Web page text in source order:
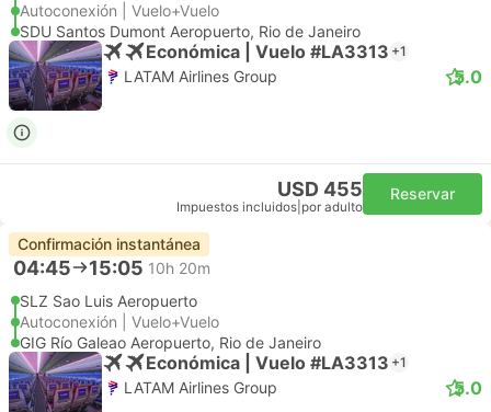
Autoconexión | Vuelo+Vuelo
SDU Santos Dumont Aeropuerto, Rio de Janeiro
Económica | Vuelo #LA3313 +1
LATAM Airlines Group 5.0
USD 455
Impuestos incluidos por adulto
Reservar
Confirmación instantánea
04:45 15:05 10h 20m
SLZ Sao Luis Aeropuerto
Autoconexión | Vuelo+Vuelo
GIG Río Galeao Aeropuerto, Rio de Janeiro
Económica | Vuelo #LA3313 +1
LATAM Airlines Group 5.0